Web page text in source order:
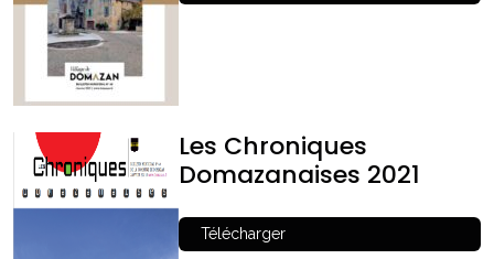
Les Chroniques
Domazanaises 2021
Télécharger